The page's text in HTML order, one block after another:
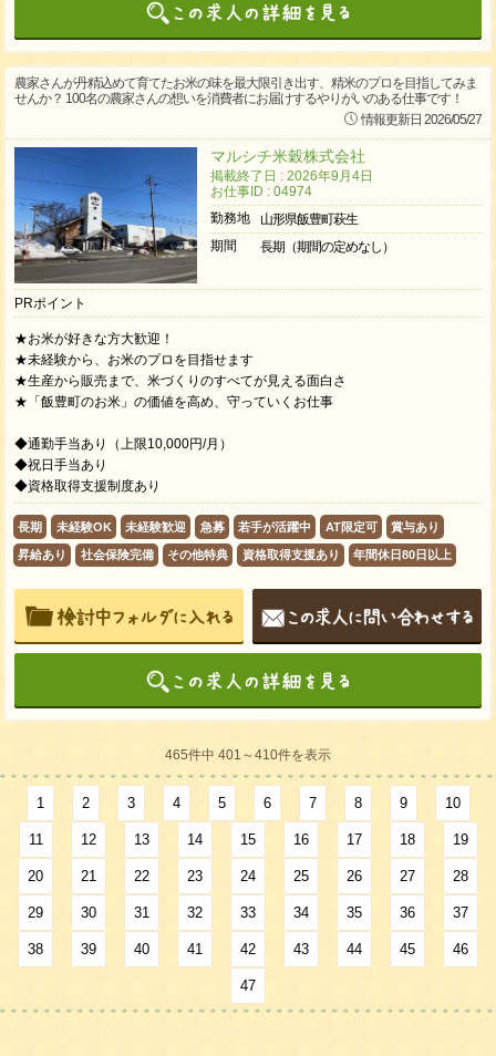
農家さんが丹精込めて育てたお米の味を最大限引き出す、精米のプロを目指してみま
せんか？ 100名の農家さんの想いを消費者にお届けするやりがいのある仕事です！
情報更新日 2026/05/27
マルシチ米穀株式会社
掲載終了日 : 2026年9月4日
お仕事ID : 04974
勤務地
山形県飯豊町萩生
期間
長期（期間の定めなし）
PRポイント
★お米が好きな方大歓迎！
★未経験から、お米のプロを目指せます
★生産から販売まで、米づくりのすべてが見える面白さ
★「飯豊町のお米」の価値を高め、守っていくお仕事
◆通勤手当あり（上限10,000円/月）
◆祝日手当あり
◆資格取得支援制度あり
長期 未経験OK 未経験歓迎 急募 若手が活躍中 AT限定可 賞与あり
昇給あり 社会保険完備 その他特典 資格取得支援あり 年間休日80日以上
465件中 401～410件を表示
1 2 3 4 5 6 7 8 9 10
11 12 13 14 15 16 17 18 19
20 21 22 23 24 25 26 27 28
29 30 31 32 33 34 35 36 37
38 39 40 41 42 43 44 45 46
47